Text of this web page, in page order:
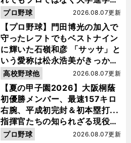
選ぶ理由
【プロ野球】門田博光の加入で
守ったレフトでもベストナイン
に輝いた石嶺和彦 「サッサ」と
いう愛称は松永浩美がきっか
け？
2026.08.07更新
プロ野球
【夏の甲子園2026】大阪桐蔭
初優勝メンバー、最速157キロ
右腕、平成初完封＆初本塁打...
指揮官たちの知られざる現役時
代
2026.08.07更新
高校野球他
2026.08.07更新
プロ野球